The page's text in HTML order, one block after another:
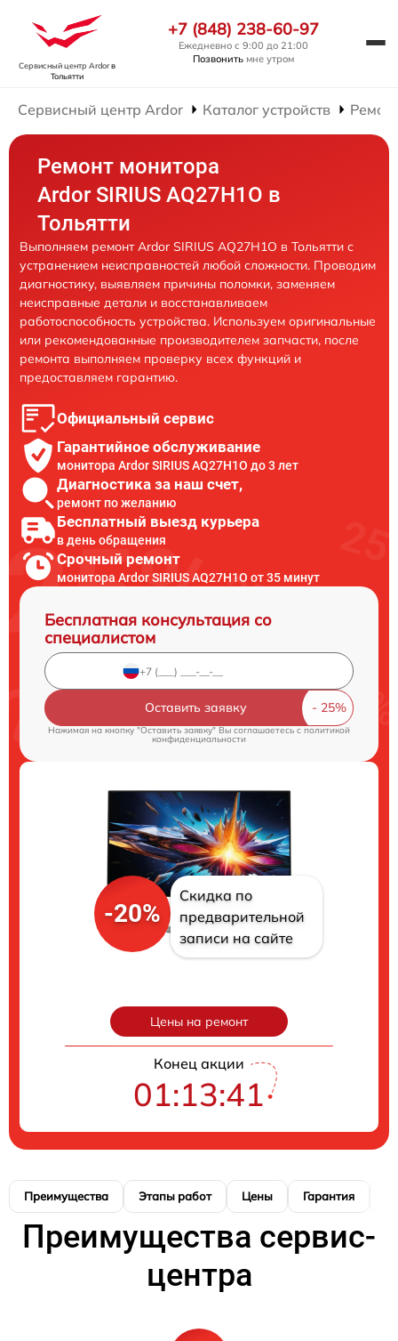
Сервисный центр Ardorв
Тольятти
+7 (848) 238-60-97
Ежедневно с 9:00 до 21:00
Позвонить мне утром
Сервисный центр Ardor Каталог устройств
Ремонт монитора
Ardor SIRIUS AQ27H1O в
Тольятти
Выполняем ремонт Ardor SIRIUS AQ27H1O в Тольятти с
устранением неисправностей любой сложности. Проводим
диагностику, выявляем причины поломки, заменяем
неисправные детали и восстанавливаем
работоспособность устройства. Используем оригинальные
или рекомендованные производителем запчасти, после
ремонта выполняем проверку всех функций и
предоставляем гарантию.
Официальный сервис
Гарантийное обслуживание
монитора Ardor SIRIUS AQ27H1O до 3 лет
Диагностика за наш счет,
ремонт по желанию
Бесплатный выезд курьера
в день обращения
Срочный ремонт
монитора Ardor SIRIUS AQ27H1O от 35 минут
Бесплатная консультация со
специалистом
Оставить заявку
Нажимая на кнопку "Оставить заявку" Вы соглашаетесь cполитикой
конфиденциальности
-20%
Скидка по
предварительной
записи на сайте
Цены на ремонт
Конец акции
01:13:40
Преимущества Этапы работ Цены Гарантия
Преимущества сервис-
центра